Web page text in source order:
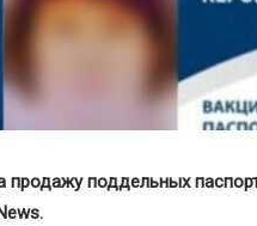
продажу поддельных